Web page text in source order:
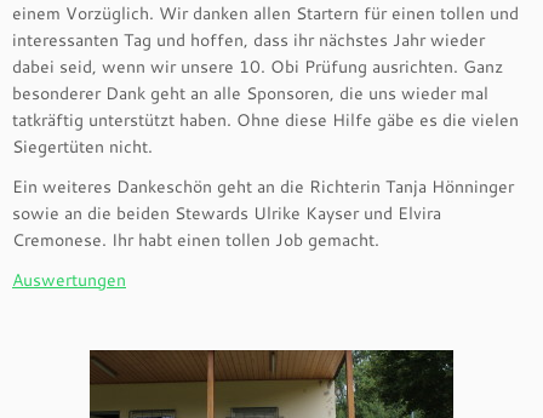
einem Vorzüglich. Wir danken allen Startern für einen tollen und
interessanten Tag und hoffen, dass ihr nächstes Jahr wieder
dabei seid, wenn wir unsere 10. Obi Prüfung ausrichten. Ganz
besonderer Dank geht an alle Sponsoren, die uns wieder mal
tatkräftig unterstützt haben. Ohne diese Hilfe gäbe es die vielen
Siegertüten nicht.
Ein weiteres Dankeschön geht an die Richterin Tanja Hönninger
sowie an die beiden Stewards Ulrike Kayser und Elvira
Cremonese. Ihr habt einen tollen Job gemacht.
Auswertungen